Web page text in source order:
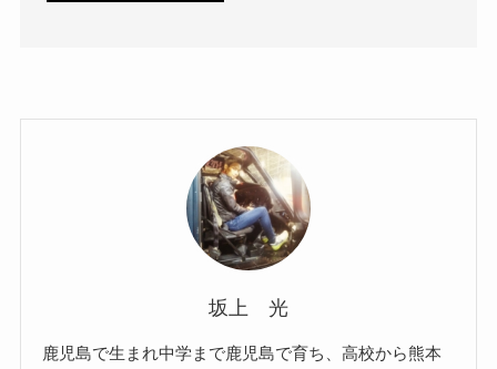
坂上 光
鹿児島で生まれ中学まで鹿児島で育ち、高校から熊本